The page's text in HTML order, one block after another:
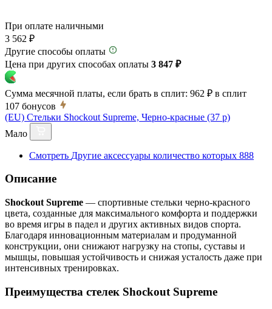
При оплате наличными
3 562 ₽
Другие способы оплаты
Цена при других способах оплаты 3 847 ₽
Сумма месячной платы, если брать в сплит: 962 ₽ в сплит
107 бонусов
(EU) Стельки Shockout Supreme, Черно-красные (37 р)
Мало
Смотреть Другие аксессуары количество которых 888
Описание
Shockout Supreme — спортивные стельки черно-красного
цвета, созданные для максимального комфорта и поддержки
во время игры в падел и других активных видов спорта.
Благодаря инновационным материалам и продуманной
конструкции, они снижают нагрузку на стопы, суставы и
мышцы, повышая устойчивость и снижая усталость даже при
интенсивных тренировках.
Преимущества стелек Shockout Supreme